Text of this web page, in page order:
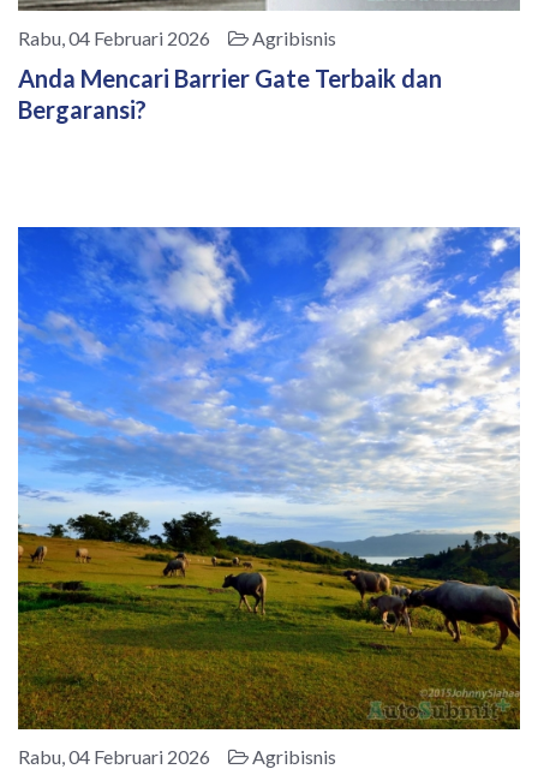
Rabu, 04 Februari 2026 Agribisnis
Anda Mencari Barrier Gate Terbaik dan
Bergaransi?
Rabu, 04 Februari 2026 Agribisnis